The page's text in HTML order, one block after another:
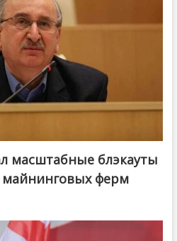
масштабные блэкауты
майнинговых ферм